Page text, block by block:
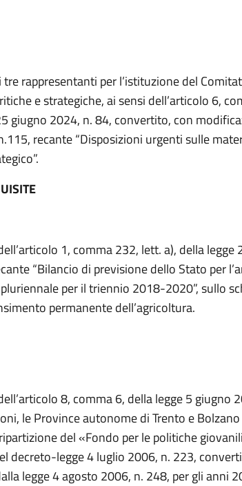
rappresentanti per l’istituzione del
e strategiche, ai sensi dell’articolo 6,
giugno 2024, n. 84, convertito, con
recante “Disposizioni urgenti sulle
1, comma 232, lett. a), della legge
“Bilancio di previsione dello Stato per
per il triennio 2018-2020”, sullo
permanente dell’agricoltura.
8, comma 6, della legge 5 giugno
le Province autonome di Trento e
del «Fondo per le politiche
decreto-legge 4 luglio 2006, n. 223,
legge 4 agosto 2006, n. 248, per gli anni